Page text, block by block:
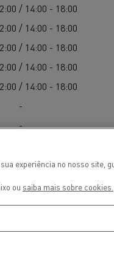
/ 14:00 - 18:00
/ 14:00 - 18:00
/ 14:00 - 18:00
/ 14:00 - 18:00
/ 14:00 - 18:00
-
-
/ 14:00 - 18:00
experiência no nosso site,
ou saiba mais sobre cookies.